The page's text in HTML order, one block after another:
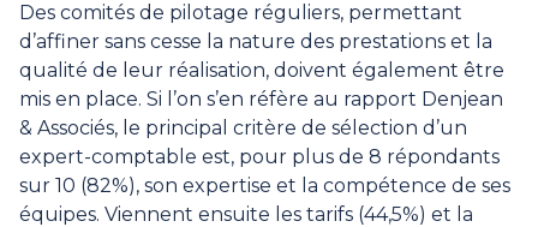
Des comités de pilotage réguliers, permettant
d’affiner sans cesse la nature des prestations et la
qualité de leur réalisation, doivent également être
mis en place. Si l’on s’en réfère au rapport Denjean
& Associés, le principal critère de sélection d’un
expert-comptable est, pour plus de 8 répondants
sur 10 (82%), son expertise et la compétence de ses
équipes. Viennent ensuite les tarifs (44,5%) et la